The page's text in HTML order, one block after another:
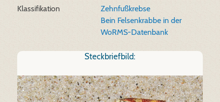
Klassifikation
Zehnfußkrebse
Bein Felsenkrabbe in der
WoRMS-Datenbank
Steckbriefbild: